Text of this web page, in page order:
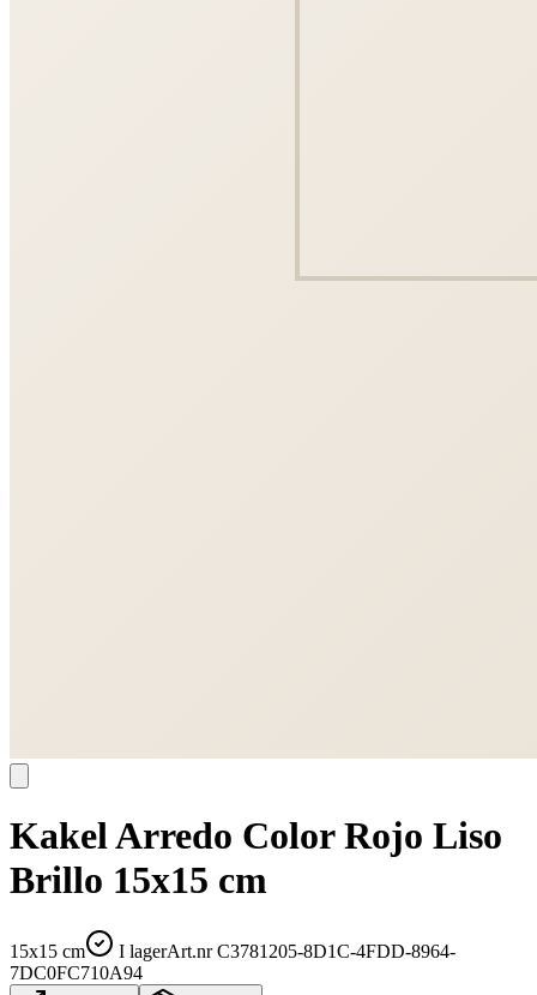
Kakel Arredo Color Rojo Liso
Brillo 15x15 cm
15x15 cm I lagerArt.nrC3781205-8D1C-4FDD-8964-
7DC0FC710A94